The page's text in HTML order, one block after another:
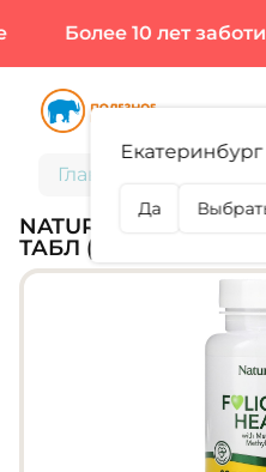
Более 10 лет
Главная
NATURES PLUS,
ТАБЛ (90 ПОРЦИЙ)
Да